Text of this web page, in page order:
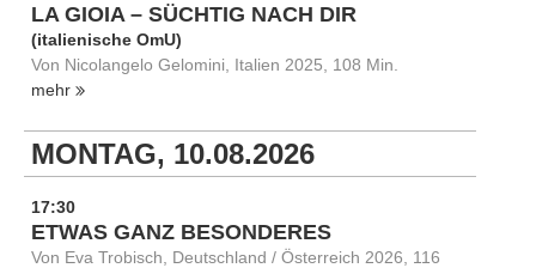
LA GIOIA – SÜCHTIG NACH DIR
(italienische OmU)
Von Nicolangelo Gelomini, Italien 2025, 108 Min.
mehr
MONTAG, 10.08.2026
17:30
ETWAS GANZ BESONDERES
Von Eva Trobisch, Deutschland / Österreich 2026, 116